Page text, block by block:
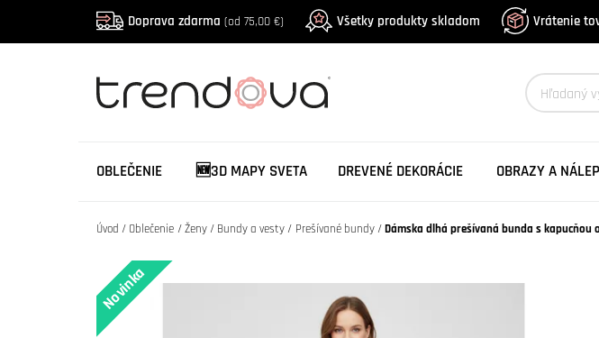
Doprava zdarma (od 75,00 €) Všetky produkty skladom Vrátenie
OBLEČENIE 🆕3D MAPY SVETA DREVENÉ DEKORÁCIE OBRAZY A
Úvod Oblečenie Ženy Bundy a vesty Prešívané bundy Dámska dlhá prešívaná bunda s kapucňou
Novinka